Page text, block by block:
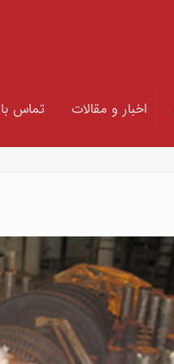
اخبار و مقالات تماس